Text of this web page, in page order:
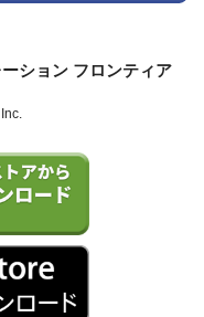
ション フロンティア